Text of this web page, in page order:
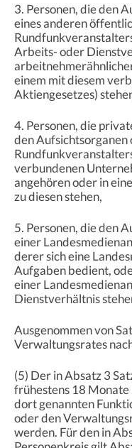
3. Personen, die den
eines anderen
Arbeits- oder
einem mit diesem
Aktiengesetzes)
4. Personen, die
den
verbundenen
angehören oder in
zu diesen stehen,
5. Personen, die den
einer
derer sich eine
Aufgaben bedient,
einer
Dienstverhältnis
Ausgenommen von
Verwaltungsrates
(5) Der in Absatz 3
frühestens 18 Monate
dort genannten
oder den
werden. Für den in